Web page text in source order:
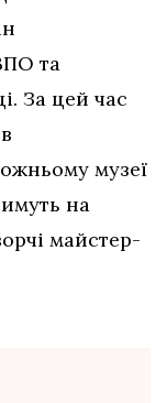
та
За цей час
музеї
на
майстер-